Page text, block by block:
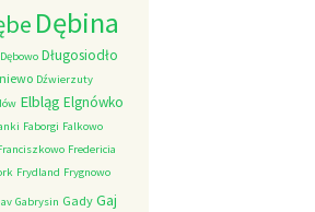
Dębina
Dębowo Długosiodło
Dźwierzuty
Elbląg Elgnówko
Faborgi Falkowo
Fredericia
Frydland Frygnowo
Gabrysin Gady Gaj